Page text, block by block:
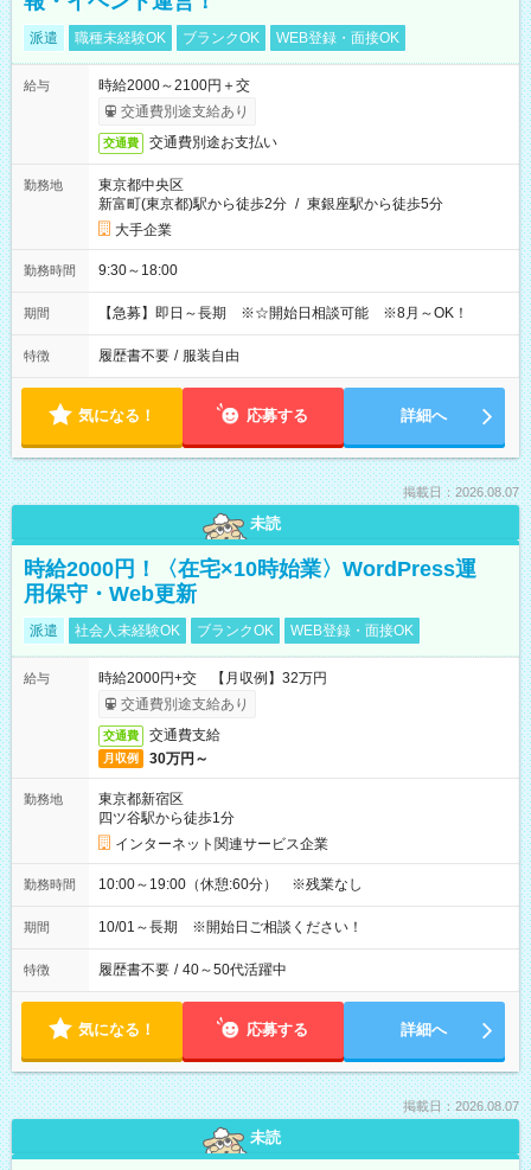
派遣 職種未経験OK ブランクOK WEB登録・面接OK
給与
時給2000～2100円＋交
交通費別途支給あり
交通費 交通費別途お支払い
勤務地
東京都中央区
新富町(東京都)駅から徒歩2分 / 東銀座駅から徒歩5分
大手企業
勤務時間 9:30～18:00
期間 【急募】即日～長期 ※☆開始日相談可能 ※8月～OK！
特徴 履歴書不要 / 服装自由
気になる！ 応募する 詳細へ
掲載日：2026.08.07
未読
時給2000円！〈在宅×10時始業〉WordPress運
用保守・Web更新
派遣 社会人未経験OK ブランクOK WEB登録・面接OK
給与
時給2000円+交 【月収例】32万円
交通費別途支給あり
交通費 交通費支給
月収例 30万円～
勤務地
東京都新宿区
四ツ谷駅から徒歩1分
インターネット関連サービス企業
勤務時間 10:00～19:00（休憩:60分） ※残業なし
期間 10/01～長期 ※開始日ご相談ください！
特徴 履歴書不要 / 40～50代活躍中
気になる！ 応募する 詳細へ
掲載日：2026.08.07
未読